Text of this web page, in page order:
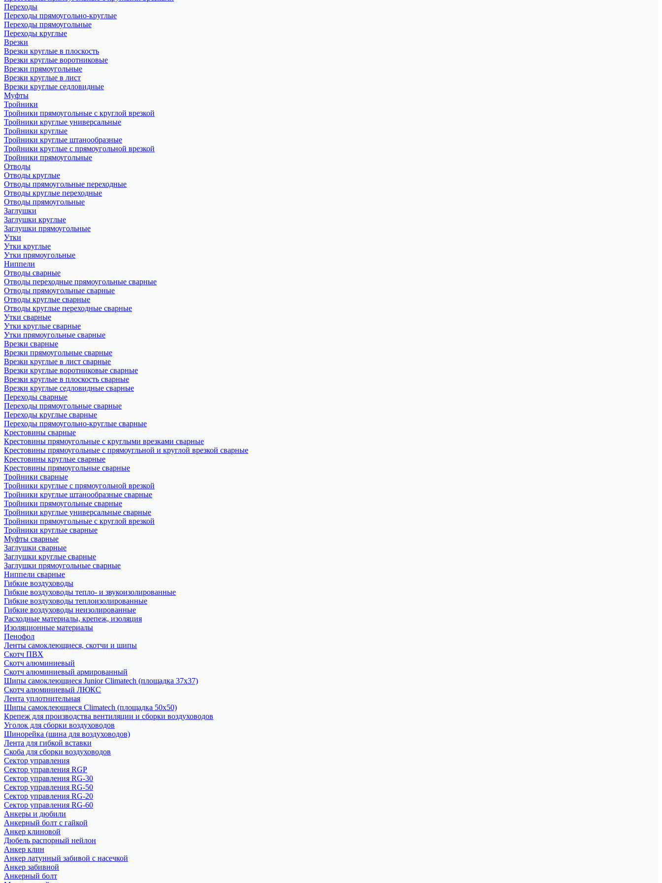
Переходы
Переходы прямоугольно-круглые
Переходы прямоугольные
Переходы круглые
Врезки
Врезки круглые в плоскость
Врезки круглые воротниковые
Врезки прямоугольные
Врезки круглые в лист
Врезки круглые седловидные
Муфты
Тройники
Тройники прямоугольные с круглой врезкой
Тройники круглые универсальные
Тройники круглые
Тройники круглые штанообразные
Тройники круглые с прямоугольной врезкой
Тройники прямоугольные
Отводы
Отводы круглые
Отводы прямоугольные переходные
Отводы круглые переходные
Отводы прямоугольные
Заглушки
Заглушки круглые
Заглушки прямоугольные
Утки
Утки круглые
Утки прямоугольные
Ниппели
Отводы сварные
Отводы переходные прямоугольные сварные
Отводы прямоугольные сварные
Отводы круглые сварные
Отводы круглые переходные сварные
Утки сварные
Утки круглые сварные
Утки прямоугольные сварные
Врезки сварные
Врезки прямоугольные сварные
Врезки круглые в лист сварные
Врезки круглые воротниковые сварные
Врезки круглые в плоскость сварные
Врезки круглые седловидные сварные
Переходы сварные
Переходы прямоугольные сварные
Переходы круглые сварные
Переходы прямоугольно-круглые сварные
Крестовины сварные
Крестовины прямоугольные с круглыми врезками сварные
Крестовины прямоугольные с прямоугльной и круглой врезкой сварные
Крестовины круглые сварные
Крестовины прямоугольные сварные
Тройники сварные
Тройники круглые с прямоугольной врезкой
Тройники круглые штанообразные сварные
Тройники прямоугольные сварные
Тройники круглые универсальные сварные
Тройники прямоугольные с круглой врезкой
Тройники круглые сварные
Муфты сварные
Заглушки сварные
Заглушки круглые сварные
Заглушки прямоугольные сварные
Ниппели сварные
Гибкие воздуховоды
Гибкие воздуховоды тепло- и звукоизолированные
Гибкие воздуховоды теплоизолированные
Гибкие воздуховоды неизолированные
Расходные материалы, крепеж, изоляция
Изоляционные материалы
Пенофол
Ленты самоклеющиеся, скотчи и шипы
Скотч ПВХ
Скотч алюминиевый
Скотч алюминиевый армированный
Шипы самоклеющиеся Junior Climatech (площадка 37х37)
Скотч алюминиевый ЛЮКС
Лента уплотнительная
Шипы самоклеющиеся Climatech (площадка 50х50)
Крепеж для производства вентиляции и сборки воздуховодов
Уголок для сборки воздуховодов
Шинорейка (шина для воздуховодов)
Лента для гибкой вставки
Скоба для сборки воздуховодов
Сектор управления
Сектор управления RGP
Сектор управления RG-30
Сектор управления RG-50
Сектор управления RG-20
Сектор управления RG-60
Анкеры и дюбили
Анкерный болт с гайкой
Анкер клиновой
Дюбель распорный нейлон
Анкер клин
Анкер латунный забивой с насечкой
Анкер забивной
Анкерный болт